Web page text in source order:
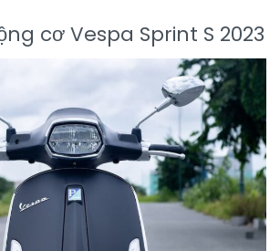
cơ Vespa Sprint S 2023